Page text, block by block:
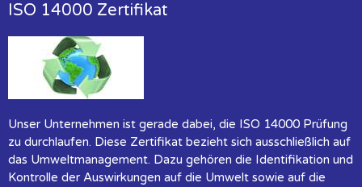
ISO 14000 Zertifikat
Unser Unternehmen ist gerade dabei, die ISO 14000 Prüfung
zu durchlaufen. Diese Zertifikat bezieht sich ausschließlich auf
das Umweltmanagement. Dazu gehören die Identifikation und
Kontrolle der Auswirkungen auf die Umwelt sowie auf die